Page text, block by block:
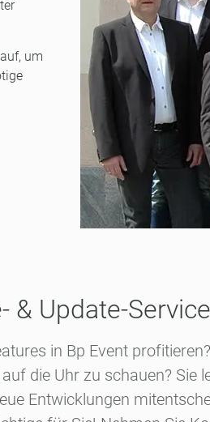
um
& Update-Service
in Bp Event
die Uhr zu schauen? Sie
Entwicklungen